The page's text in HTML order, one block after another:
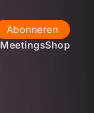
Abonneren
MeetingsShop